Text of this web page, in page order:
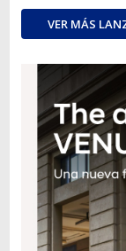
VER MÁS